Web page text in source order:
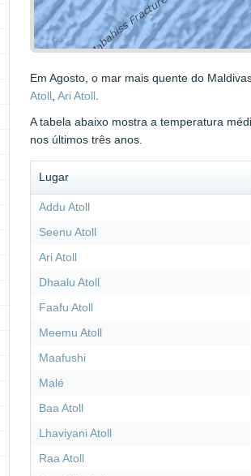
Em Agosto, o mar mais quente do
Atoll,Ari Atoll.
A tabela abaixo mostra a temperatura
nos últimos três anos.
Lugar
Addu Atoll
Seenu Atoll
Ari Atoll
Dhaalu Atoll
Faafu Atoll
Meemu Atoll
Maafushi
Malé
Baa Atoll
Lhaviyani Atoll
Raa Atoll